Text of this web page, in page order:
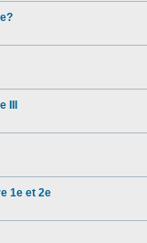
1e et 2e